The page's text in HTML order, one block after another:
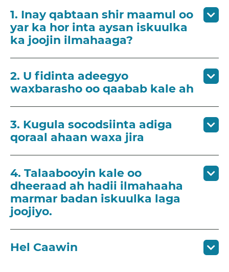
1. Inay qabtaan shir maamul oo
yar ka hor inta aysan iskuulka
ka joojin ilmahaaga?
2. U fidinta adeegyo
waxbarasho oo qaabab kale ah
3. Kugula socodsiinta adiga
qoraal ahaan waxa jira
4. Talaabooyin kale oo
dheeraad ah hadii ilmahaaha
marmar badan iskuulka laga
joojiyo.
Hel Caawin